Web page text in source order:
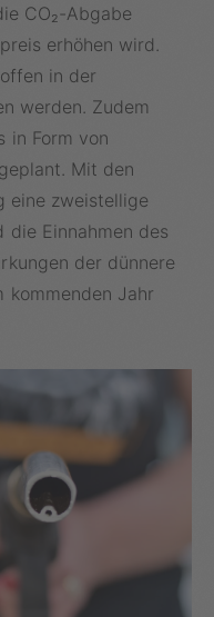
CO₂-Abgabe
erhöhen wird.
in der
werden. Zudem
in Form von
Mit den
eine zweistellige
die Einnahmen des
der dünnere
kommenden Jahr